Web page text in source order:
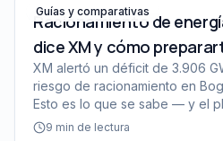
Guías y comparativas
Racionamiento de
dice XM y cómo
XM alertó un déficit de 3.906
riesgo de racionamiento en
Esto es lo que se sabe — y el
tu casa no la coja desprevenida.
9 min de lectura